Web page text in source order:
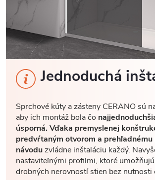
Jednoduchá
Sprchové kúty a zásteny CERANO sú
aby ich montáž bola čo
úsporná. Vďaka premyslenej
predvŕtaným otvorom a prehľadnému
návoduzvládne inštaláciu každý.
nastaviteľnými profilmi, ktoré
drobných nerovností stien bez nutnosti